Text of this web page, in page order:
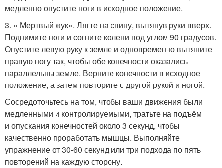
медленно опустите ноги в исходное положение.
3. « Мертвый жук». Лягте на спину, вытянув руки вверх.
Поднимите ноги и согните колени под углом 90 градусов.
Опустите левую руку к земле и одновременно вытяните
правую ногу так, чтобы обе конечности оказались
параллельны земле. Верните конечности в исходное
положение, а затем повторите с другой рукой и ногой.
Сосредоточьтесь на том, чтобы ваши движения были
медленными и контролируемыми, тратьте на подъём
и опускания конечностей около 3 секунд, чтобы
качественно проработать мышцы. Выполняйте
упражнение от 30-60 секунд или три подхода по пять
повторений на каждую сторону.